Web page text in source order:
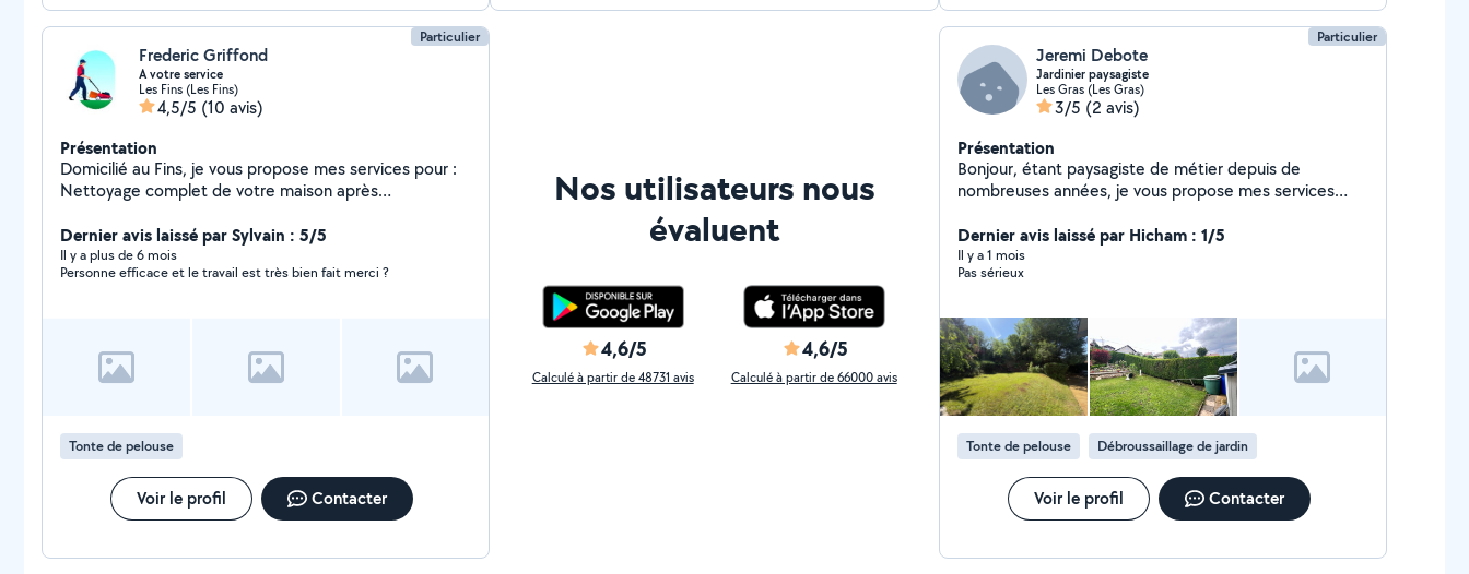
Particulier
Frederic Griffond
A votre service
Les Fins (Les Fins)
4,5/5 (10 avis)
Présentation
Domicilié au Fins, je vous propose mes services pour :
Nettoyage complet de votre maison après
Lavage de vitres, portes vitrées, vérandas. Tonte de
pelouse, tailles bordures, taille haies. Désherbage.
Montage, démontage de meubles. Quelque menus
Dernier avis laissé par Sylvain : 5/5
Il y a plus de 6 mois
Personne efficace et le travail est très bien fait merci ?
Tonte de pelouse
Voir le profil Contacter
Nos utilisateurs nous
évaluent
4,6/5
Calculé à partir de 48731 avis
4,6/5
Calculé à partir de 66000 avis
Particulier
Jeremi Debote
Jardinier paysagiste
Les Gras (Les Gras)
3/5 (2 avis)
Présentation
Bonjour, étant paysagiste de métier depuis de
nombreuses années, je vous propose mes services
Dernier avis laissé par Hicham : 1/5
Il y a 1 mois
Pas sérieux
Tonte de pelouse Débroussaillage de jardin
Voir le profil Contacter